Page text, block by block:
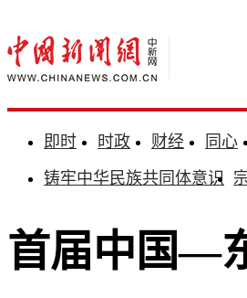
即时 时政 财经 同心
铸牢中华民族共同体意识
首届中国—